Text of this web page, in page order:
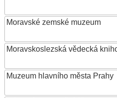
Moravské zemské muzeum
Moravskoslezská vědecká
Muzeum hlavního města Prahy